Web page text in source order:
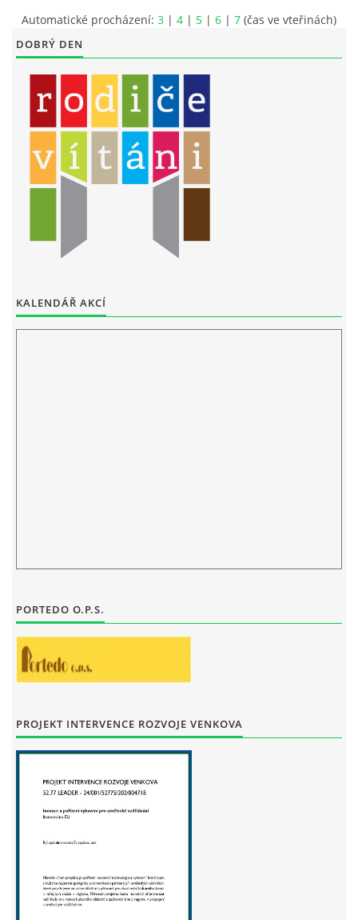
PŘIJÍMACÍ TALENTOVÉ ZKOUŠKY
ÚŘEDNÍ DESKA
STAŇKOV
© 2026 eStránky.cz |Tisk|Aktualizováno: 29. 7. 2026|Nahoru ↑
Automatické procházení: 3 | 4 | 5 | 6 | 7 (čas ve vteřinách)
DOBRÝ DEN
KALENDÁŘ AKCÍ
PORTEDO O.P.S.
PROJEKT INTERVENCE ROZVOJE VENKOVA